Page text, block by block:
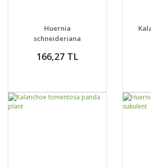
DETAYLAR
VER
Huernia
schneideriana
166,27 TL